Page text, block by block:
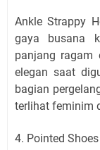
Ankle Strappy
gaya busana
panjang ragam
elegan saat
bagian
terlihat feminim
4. Pointed Shoes